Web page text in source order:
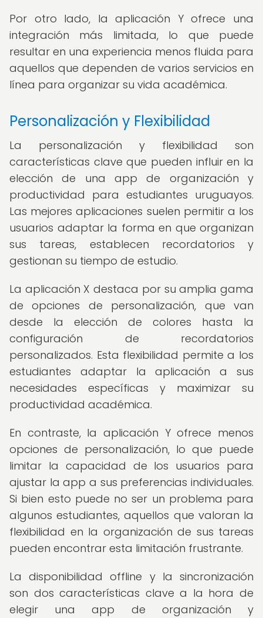
Por otro lado, la aplicación Y ofrece una
integración más limitada, lo que puede
resultar en una experiencia menos fluida para
aquellos que dependen de varios servicios en
línea para organizar su vida académica.
Personalización y Flexibilidad
La personalización y flexibilidad son
características clave que pueden influir en la
elección de una app de organización y
productividad para estudiantes uruguayos.
Las mejores aplicaciones suelen permitir a los
usuarios adaptar la forma en que organizan
sus tareas, establecen recordatorios y
gestionan su tiempo de estudio.
La aplicación X destaca por su amplia gama
de opciones de personalización, que van
desde la elección de colores hasta la
configuración de recordatorios
personalizados. Esta flexibilidad permite a los
estudiantes adaptar la aplicación a sus
necesidades específicas y maximizar su
productividad académica.
En contraste, la aplicación Y ofrece menos
opciones de personalización, lo que puede
limitar la capacidad de los usuarios para
ajustar la app a sus preferencias individuales.
Si bien esto puede no ser un problema para
algunos estudiantes, aquellos que valoran la
flexibilidad en la organización de sus tareas
pueden encontrar esta limitación frustrante.
La disponibilidad offline y la sincronización
son dos características clave a la hora de
elegir una app de organización y